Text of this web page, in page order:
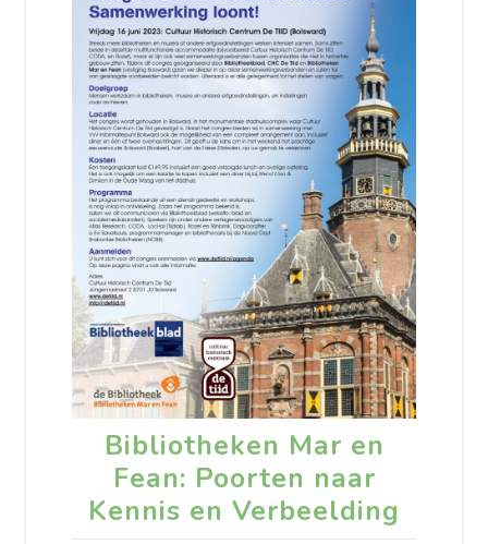
Bibliotheken Mar en
Fean: Poorten naar
Kennis en Verbeelding